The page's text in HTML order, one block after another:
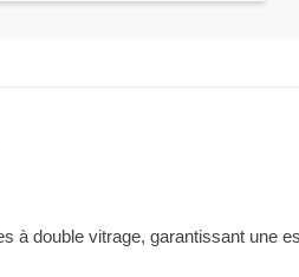
à double vitrage, garantissant une